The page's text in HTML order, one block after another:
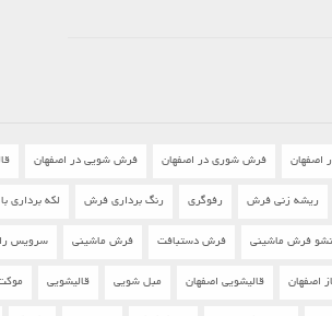
اصفهان فرش شوری در اصفهان فرش شویی در اصفهان
ریشه زنی فرش رفوگری رنگ برداری فرش لکه برداری
فرش ماشینی فرش دستبافت فرش ماشینی سرویس
اصفهان قالیشویی اصفهان مبل شویی قالیشویی